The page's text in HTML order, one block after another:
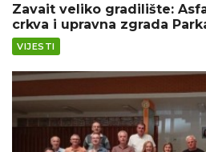
Zavait veliko gradilište:
crkva i upravna zgrada
VIJESTI